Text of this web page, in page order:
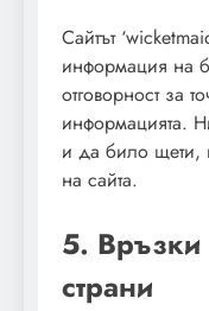
Сайтът
информация на
отговорност за
информацията.
и да било щети,
на сайта.
5. Връзки
страни